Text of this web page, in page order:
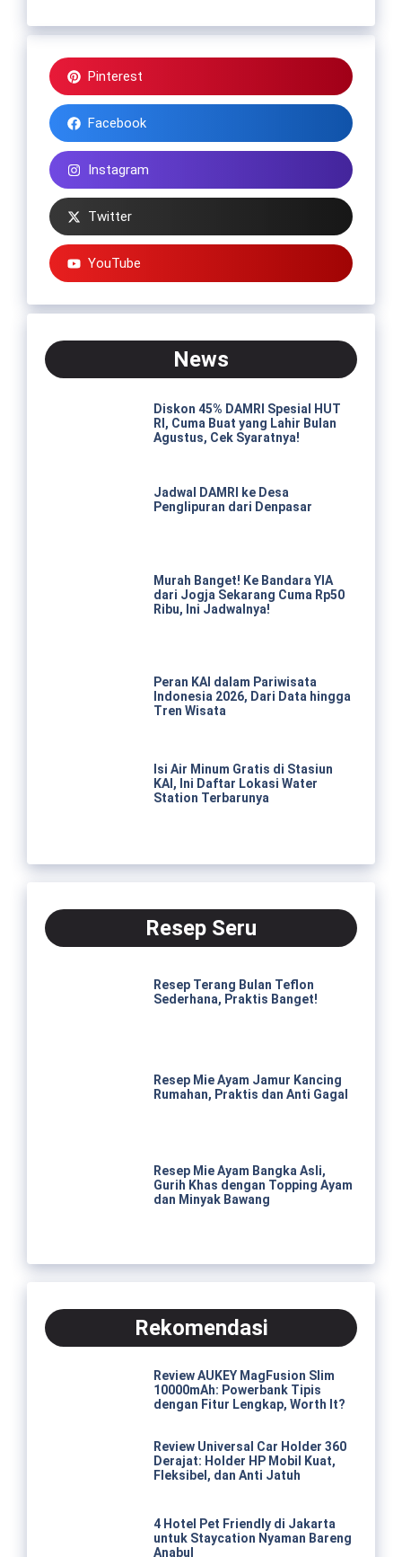
Pinterest
Facebook
Instagram
Twitter
YouTube
News
Diskon 45% DAMRI Spesial HUT
RI, Cuma Buat yang Lahir Bulan
Agustus, Cek Syaratnya!
Jadwal DAMRI ke Desa
Penglipuran dari Denpasar
Murah Banget! Ke Bandara YIA
dari Jogja Sekarang Cuma Rp50
Ribu, Ini Jadwalnya!
Peran KAI dalam Pariwisata
Indonesia 2026, Dari Data hingga
Tren Wisata
Isi Air Minum Gratis di Stasiun
KAI, Ini Daftar Lokasi Water
Station Terbarunya
Resep Seru
Resep Terang Bulan Teflon
Sederhana, Praktis Banget!
Resep Mie Ayam Jamur Kancing
Rumahan, Praktis dan Anti Gagal
Resep Mie Ayam Bangka Asli,
Gurih Khas dengan Topping Ayam
dan Minyak Bawang
Rekomendasi
Review AUKEY MagFusion Slim
10000mAh: Powerbank Tipis
dengan Fitur Lengkap, Worth It?
Review Universal Car Holder 360
Derajat: Holder HP Mobil Kuat,
Fleksibel, dan Anti Jatuh
4 Hotel Pet Friendly di Jakarta
untuk Staycation Nyaman Bareng
Anabul